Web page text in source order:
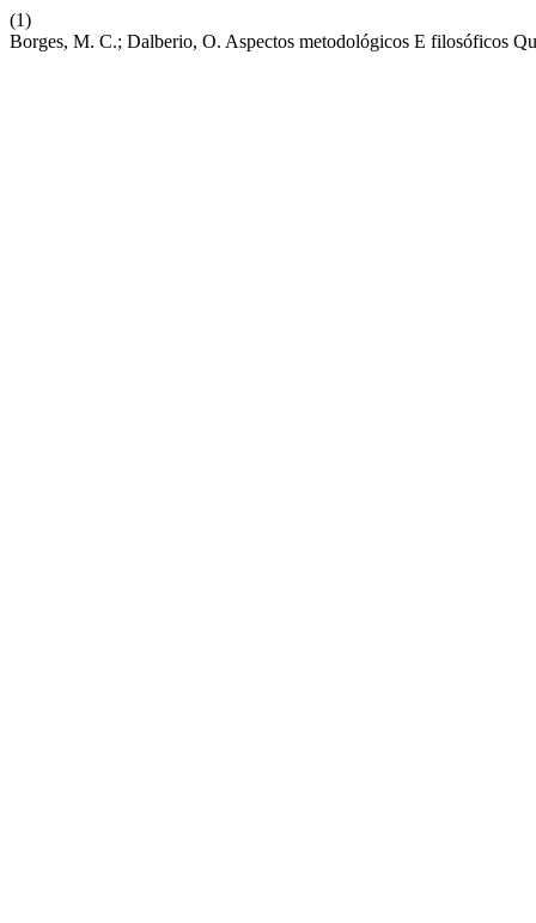
(1)
Borges, M. C.; Dalberio, O. Aspectos metodológicos E filosóficos